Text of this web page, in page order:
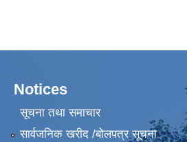
Notices
सूचना तथा समाचार
सार्वजनिक खरीद /बोलपत्र सूचना